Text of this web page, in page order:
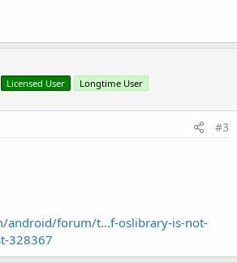
Licensed User Longtime User
#3
android/forum/t...f-oslibrary-is-not-
328367